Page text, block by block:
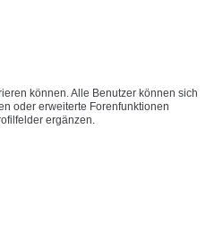
können. Alle Benutzer können sich
oder erweiterte Forenfunktionen
ergänzen.